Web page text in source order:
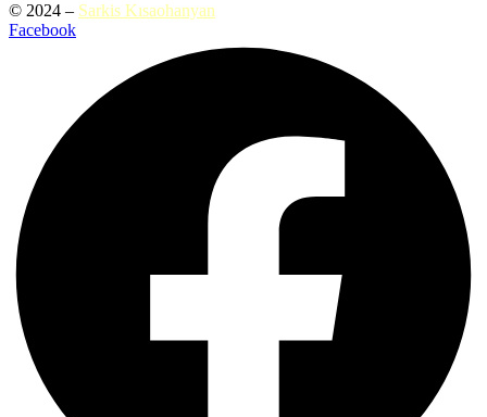
© 2024 – Sarkis Kısaohanyan
Facebook